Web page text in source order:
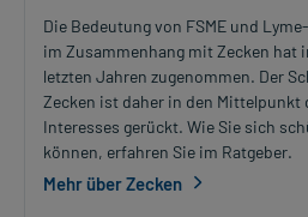
Die Bedeutung von FSME und
im Zusammenhang mit Zecken hat
letzten Jahren zugenommen. Der
Zecken ist daher in den Mittelpunkt
Interesses gerückt. Wie Sie sich
können, erfahren Sie im Ratgeber.
Mehr über Zecken